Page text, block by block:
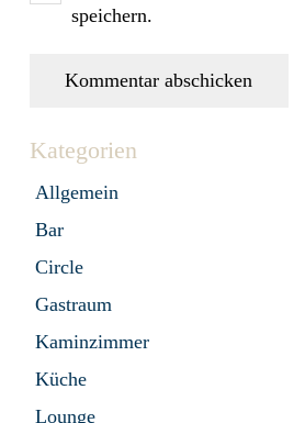
speichern.
Kommentar abschicken
Kategorien
Allgemein
Bar
Circle
Gastraum
Kaminzimmer
Küche
Lounge